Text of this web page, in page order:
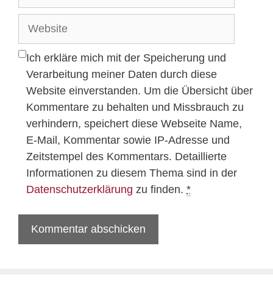
Adresse
Ich erkläre mich mit der Speicherung und
Verarbeitung meiner Daten durch diese
Website einverstanden. Um die Übersicht über
Kommentare zu behalten und Missbrauch zu
verhindern, speichert diese Webseite Name,
E-Mail, Kommentar sowie IP-Adresse und
Zeitstempel des Kommentars. Detaillierte
Informationen zu diesem Thema sind in der
Datenschutzerklärung zu finden. *